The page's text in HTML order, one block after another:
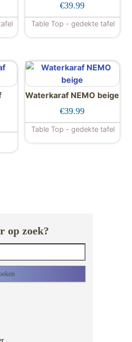
€39.99
Table Top - gedekte tafel
Waterkaraf NEMO beige
€39.99
Table Top - gedekte tafel
op zoek?